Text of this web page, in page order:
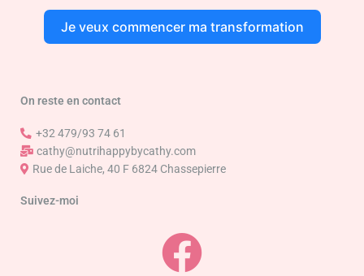
Je veux commencer ma transformation
On reste en contact
+32 479/93 74 61
cathy@nutrihappybycathy.com
Rue de Laiche, 40 F 6824 Chassepierre
Suivez-moi